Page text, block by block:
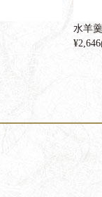
水羊
¥2,646